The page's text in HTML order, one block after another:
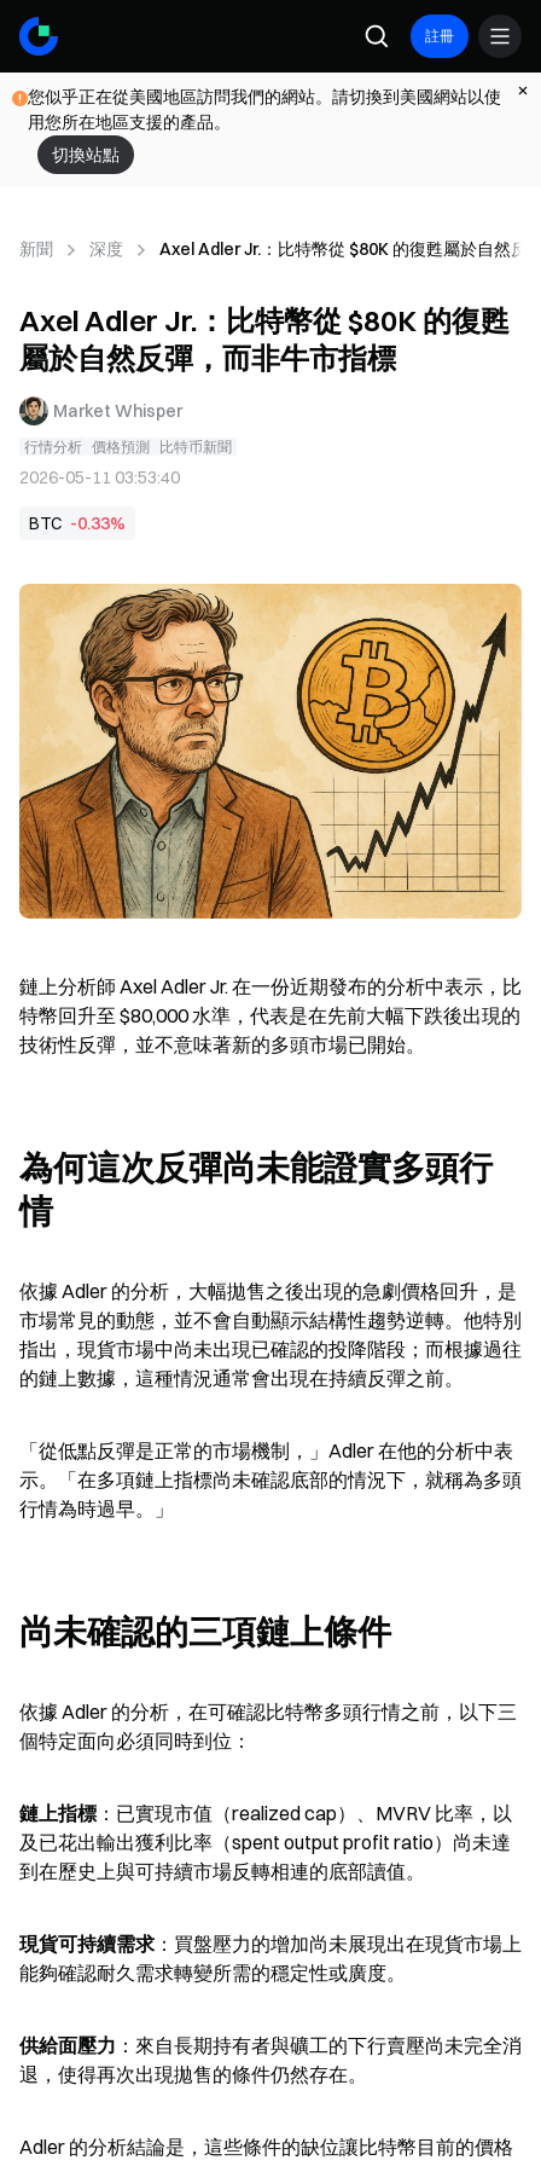
註冊
您似乎正在從美國地區訪問我們的網站。請切換到美國網站以使
用您所在地區支援的產品。
切換站點
新聞 深度 Axel Adler Jr.：比特幣從 $80K 的復甦屬於自然反
Axel Adler Jr.：比特幣從 $80K 的復甦
屬於自然反彈，而非牛市指標
Market Whisper
行情分析 價格預測 比特币新聞
2026-05-11 03:53:40
BTC -0.33%
鏈上分析師 Axel Adler Jr. 在一份近期發布的分析中表示，比
特幣回升至 $80,000 水準，代表是在先前大幅下跌後出現的
技術性反彈，並不意味著新的多頭市場已開始。
為何這次反彈尚未能證實多頭行
情
依據 Adler 的分析，大幅拋售之後出現的急劇價格回升，是
市場常見的動態，並不會自動顯示結構性趨勢逆轉。他特別
指出，現貨市場中尚未出現已確認的投降階段；而根據過往
的鏈上數據，這種情況通常會出現在持續反彈之前。
「從低點反彈是正常的市場機制，」Adler 在他的分析中表
示。「在多項鏈上指標尚未確認底部的情況下，就稱為多頭
行情為時過早。」
尚未確認的三項鏈上條件
依據 Adler 的分析，在可確認比特幣多頭行情之前，以下三
個特定面向必須同時到位：
鏈上指標 ：已實現市值（realized cap）、MVRV 比率，以
及已花出輸出獲利比率（spent output profit ratio）尚未達
到在歷史上與可持續市場反轉相連的底部讀值。
現貨可持續需求：買盤壓力的增加尚未展現出在現貨市場上
能夠確認耐久需求轉變所需的穩定性或廣度。
供給面壓力 ：來自長期持有者與礦工的下行賣壓尚未完全消
退，使得再次出現拋售的條件仍然存在。
Adler 的分析結論是，這些條件的缺位讓比特幣目前的價格